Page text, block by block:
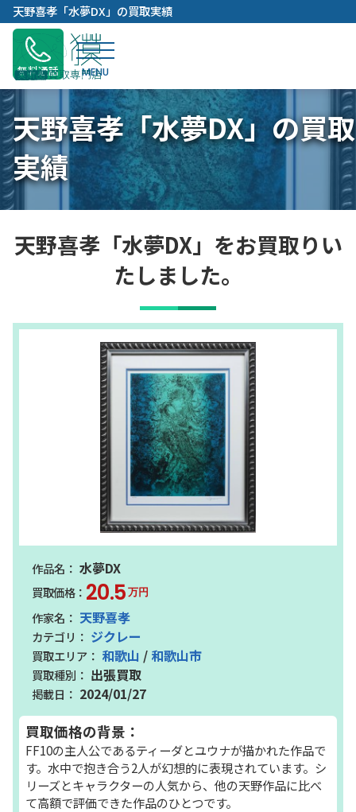
容
キ
ッ
プ
天野喜孝「水夢DX」の買取実績
無料通話
天野喜孝「水夢DX」の買取
実績
天野喜孝「水夢DX」をお買取りい
たしました。
水夢DX
20.5万円
天野喜孝
ジクレー
和歌山 / 和歌山市
出張買取
2024/01/27
買取価格の背景：
FF10の主人公であるティーダとユウナが描かれた作品で
す。水中で抱き合う2人が幻想的に表現されています。シ
リーズとキャラクターの人気から、他の天野作品に比べ
て高額で評価できた作品のひとつです。